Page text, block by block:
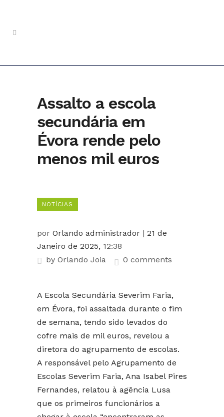
Assalto a escola
secundária em
Évora rende pelo
menos mil euros
NOTÍCIAS
por Orlando administrador | 21 de
Janeiro de 2025, 12:38
by Orlando Joia 0 comments
A Escola Secundária Severim Faria,
em Évora, foi assaltada durante o fim
de semana, tendo sido levados do
cofre mais de mil euros, revelou a
diretora do agrupamento de escolas.
A responsável pelo Agrupamento de
Escolas Severim Faria, Ana Isabel Pires
Fernandes, relatou à agência Lusa
que os primeiros funcionários a